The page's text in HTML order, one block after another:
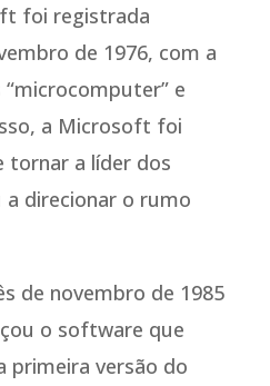
foi registrada
de 1976, com a
e
a Microsoft foi
tornar a líder dos
direcionar o rumo
de novembro de 1985
o software que
primeira versão do